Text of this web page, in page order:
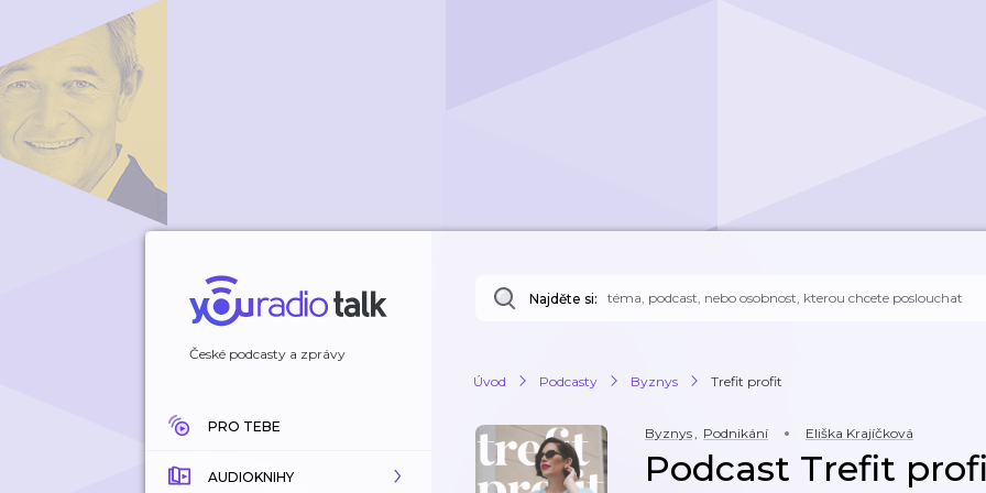
České podcasty a zprávy
PRO TEBE
AUDIOKNIHY
Najděte si:
Úvod Podcasty Byznys Trefit profit
Byznys, Podnikání Eliška Krajíčková
Podcast Trefit